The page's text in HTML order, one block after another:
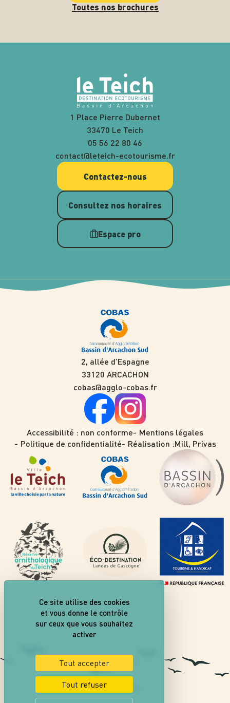
Toutes nos brochures
1 Place Pierre Dubernet
33470 Le Teich
05 56 22 80 46
contact@leteich-ecotourisme.fr
Contactez-nous
Consultez nos horaires
Espace pro
2, allée d’Espagne
33120 ARCACHON
cobas@agglo-cobas.fr
Accessibilité : non conforme
Mentions légales
Politique de confidentialité
Réalisation :Mill, Privas
Ce site utilise des cookies
et vous donne le contrôle
sur ceux que vous souhaitez
activer
Tout accepter
Tout refuser